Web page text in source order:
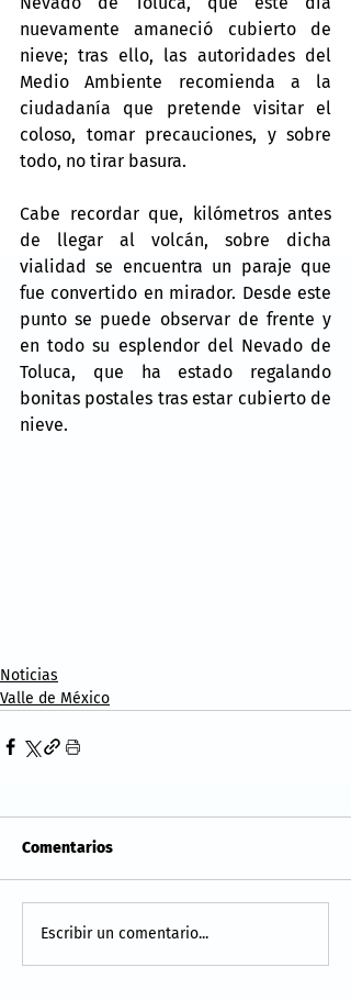
nuevamente amaneció cubierto de
nieve; tras ello, las autoridades del
Medio Ambiente recomienda a la
ciudadanía que pretende visitar el
coloso, tomar precauciones, y sobre
todo, no tirar basura.
Cabe recordar que, kilómetros antes
de llegar al volcán, sobre dicha
vialidad se encuentra un paraje que
fue convertido en mirador. Desde este
punto se puede observar de frente y
en todo su esplendor del Nevado de
Toluca, que ha estado regalando
bonitas postales tras estar cubierto de
nieve.
Noticias
Valle de México
Comentarios
Escribir un comentario...